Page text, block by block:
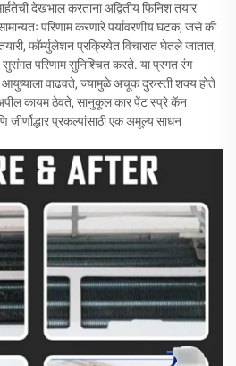
देखभाल करताना अद्वितीय फिनिश तयार
परिणाम करणारे पर्यावरणीय घटक, जसे की
फॉर्म्युलेशन प्रक्रियेत विचारात घेतले जातात,
सुसंगत परिणाम सुनिश्चित करते. या प्रगत रंग
आयुष्याला वाढवते, ज्यामुळे अचूक दुरुस्ती शक्य होते
अपील कायम ठेवते, सानुकूल कार पेंट स्प्रे कॅन
जीर्णोद्धार प्रकल्पांसाठी एक अमूल्य साधन